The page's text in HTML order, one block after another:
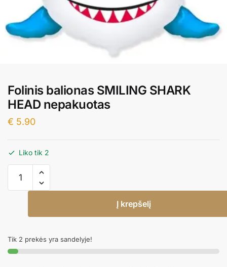
Folinis balionas SMILING SHARK
HEAD nepakuotas
€ 5.90
Liko tik 2
kiekis:
Folinis
SMILING
HEAD
nepakuotas
Į krepšelį
Tik 2 prekės yra sandelyje!